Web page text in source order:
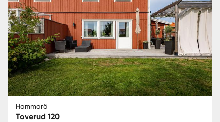
Hammarö
Toverud 120